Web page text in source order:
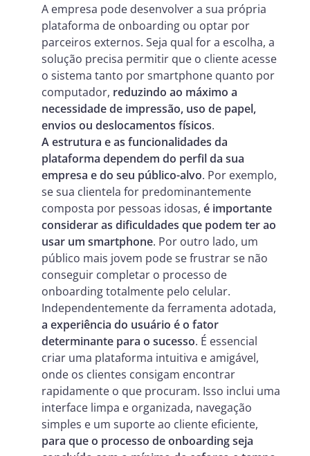
A empresa pode desenvolver a sua própria
plataforma de onboarding ou optar por
parceiros externos. Seja qual for a escolha, a
solução precisa permitir que o cliente acesse
o sistema tanto por smartphone quanto por
computador, reduzindo ao máximo a
necessidade de impressão, uso de papel,
envios ou deslocamentos físicos.
A estrutura e as funcionalidades da
plataforma dependem do perfil da sua
empresa e do seu público-alvo. Por exemplo,
se sua clientela for predominantemente
composta por pessoas idosas, é importante
considerar as dificuldades que podem ter ao
usar um smartphone. Por outro lado, um
público mais jovem pode se frustrar se não
conseguir completar o processo de
onboarding totalmente pelo celular.
Independentemente da ferramenta adotada,
a experiência do usuário é o fator
determinante para o sucesso. É essencial
criar uma plataforma intuitiva e amigável,
onde os clientes consigam encontrar
rapidamente o que procuram. Isso inclui uma
interface limpa e organizada, navegação
simples e um suporte ao cliente eficiente,
para que o processo de onboarding seja